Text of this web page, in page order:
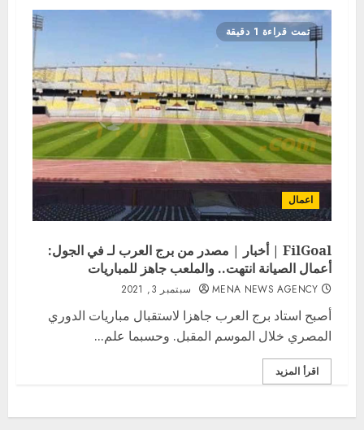
تمت قراءة 1 دقيقة
اعمال
FilGoal | أخبار | مصدر من برج العرب لـ في الجول:
أعمال الصيانة انتهت.. والملعب جاهز للمباريات
MENA NEWS AGENCY سبتمبر 3, 2021
أصبح استاد برج العرب جاهزا لاستقبال مباريات الدوري
المصري خلال الموسم المقبل. وحسبما علم...
اقرأ المزيد